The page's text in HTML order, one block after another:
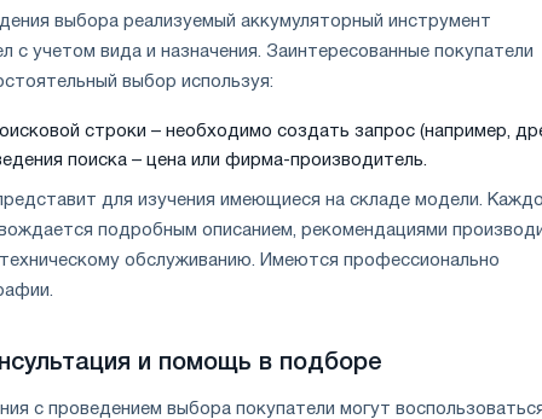
выбора реализуемый аккумуляторный инструмент
с учетом вида и назначения. Заинтересованные покупатели
выбор используя:
строки – необходимо создать запрос (например,
поиска – цена или фирма-производитель.
для изучения имеющиеся на складе модели.
подробным описанием, рекомендациями
обслуживанию. Имеются профессионально
и помощь в подборе
с проведением выбора покупатели могут